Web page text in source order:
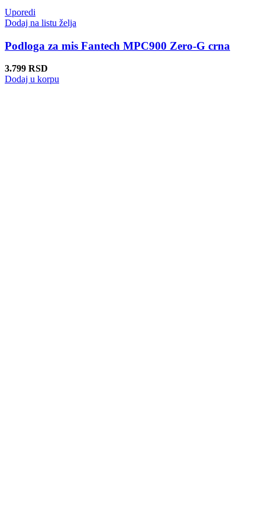
Uporedi
Dodaj na listu želja
Podloga za mis Fantech MPC900 Zero-G crna
3.799 RSD
Dodaj u korpu